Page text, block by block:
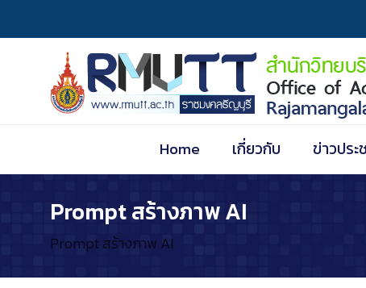
Home เกี่ยวกับ ข่าวปร
Prompt สร้างภาพ AI
Prompt สร้างภาพ AI